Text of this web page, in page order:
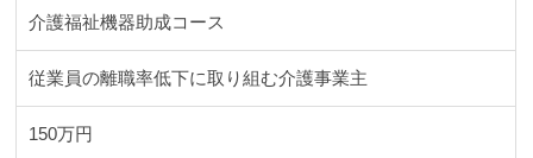
介護福祉機器助成コース
従業員の離職率低下に取り組む介護事業主
150万円